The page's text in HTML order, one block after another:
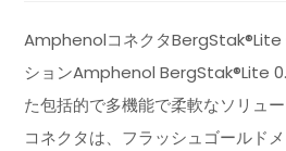
AmphenolコネクタBergStak®Lite
ションAmphenol BergStak®Lite
た包括的で多機能で柔軟なソリュ
コネクタは、フラッシュゴールド